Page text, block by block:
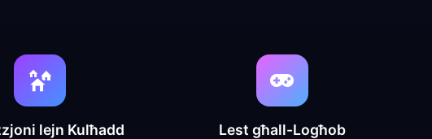
lejn Kulħadd Lest għall-Logħob